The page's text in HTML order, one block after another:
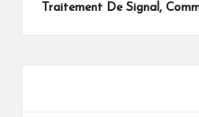
Traitement De Signal,